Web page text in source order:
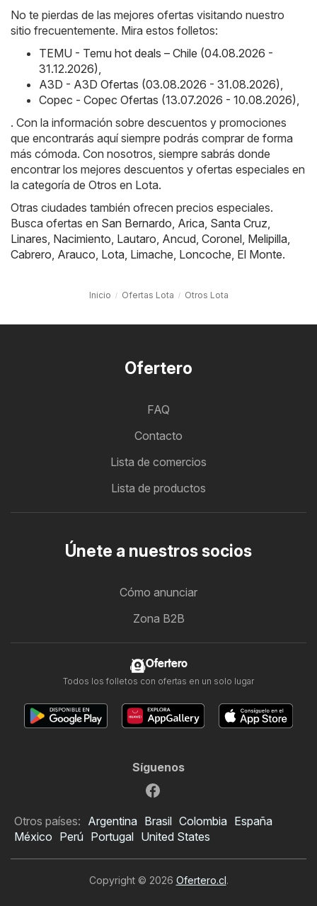
No te pierdas de las mejores ofertas visitando nuestro
sitio frecuentemente. Mira estos folletos:
TEMU - Temu hot deals – Chile (04.08.2026 -
31.12.2026)
A3D - A3D Ofertas (03.08.2026 - 31.08.2026)
Copec - Copec Ofertas (13.07.2026 - 10.08.2026)
. Con la información sobre descuentos y promociones
que encontrarás aquí siempre podrás comprar de forma
más cómoda. Con nosotros, siempre sabrás donde
encontrar los mejores descuentos y ofertas especiales en
la categoría de Otros en Lota.
Otras ciudades también ofrecen precios especiales.
Busca ofertas en San Bernardo Arica Santa Cruz
Linares Nacimiento Lautaro Ancud Coronel Melipilla
Cabrero Arauco Lota Limache Loncoche El Monte.
Inicio Ofertas Lota Otros Lota
Ofertero
FAQ
Contacto
Lista de comercios
Lista de productos
Únete a nuestros socios
Cómo anunciar
Zona B2B
Ofertero
Todos los folletos con ofertas en un solo lugar
Síguenos
Otros países: Argentina Brasil Colombia España
México Perú Portugal United States
Copyright © 2026 Ofertero.cl.